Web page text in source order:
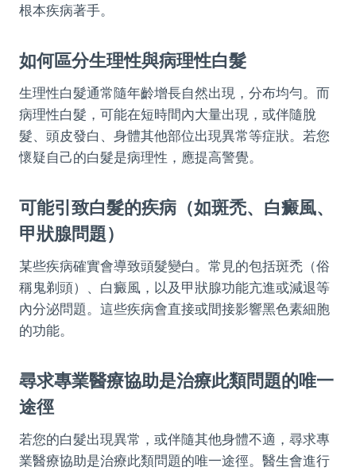
根本疾病著手。
如何區分生理性與病理性白髮
生理性白髮通常隨年齡增長自然出現，分布均勻。而
病理性白髮，可能在短時間內大量出現，或伴隨脫
髮、頭皮發白、身體其他部位出現異常等症狀。若您
懷疑自己的白髮是病理性，應提高警覺。
可能引致白髮的疾病（如斑禿、白癜風、
甲狀腺問題）
某些疾病確實會導致頭髮變白。常見的包括斑禿（俗
稱鬼剃頭）、白癜風，以及甲狀腺功能亢進或減退等
內分泌問題。這些疾病會直接或間接影響黑色素細胞
的功能。
尋求專業醫療協助是治療此類問題的唯一
途徑
若您的白髮出現異常，或伴隨其他身體不適，尋求專
業醫療協助是治療此類問題的唯一途徑。醫生會進行